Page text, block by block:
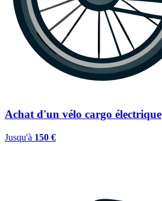
Achat d'un vélo cargo électrique
Jusqu'à 150 €